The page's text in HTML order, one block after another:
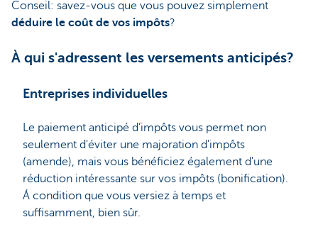
Conseil: savez-vous que vous pouvez simplement
déduire le coût de vos impôts?
À qui s'adressent les versements anticipés?
Entreprises individuelles
Le paiement anticipé d’impôts vous permet non
seulement d'éviter une majoration d'impôts
(amende), mais vous bénéficiez également d'une
réduction intéressante sur vos impôts (bonification).
Á condition que vous versiez à temps et
suffisamment, bien sûr.